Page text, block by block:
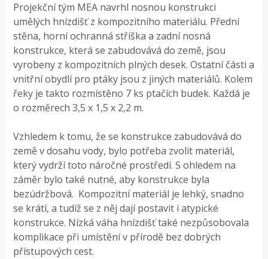
Projekční tým MEA navrhl nosnou konstrukci
umělých hnízdišť z kompozitního materiálu. Přední
stěna, horní ochranná stříška a zadní nosná
konstrukce, která se zabudovává do země, jsou
vyrobeny z kompozitních plných desek. Ostatní části a
vnitřní obydlí pro ptáky jsou z jiných materiálů. Kolem
řeky je takto rozmístěno 7 ks ptačích budek. Každá je
o rozměrech 3,5 x 1,5 x 2,2 m.
Vzhledem k tomu, že se konstrukce zabudovává do
země v dosahu vody, bylo potřeba zvolit materiál,
který vydrží toto náročné prostředí. S ohledem na
záměr bylo také nutné, aby konstrukce byla
bezúdržbová. Kompozitní materiál je lehký, snadno
se krátí, a tudíž se z něj dají postavit i atypické
konstrukce. Nízká váha hnízdišť také nezpůsobovala
komplikace při umístění v přírodě bez dobrých
přístupových cest.